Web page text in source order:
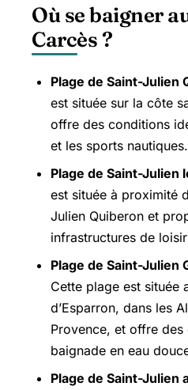
Où se baigner
Carcès ?
Plage de Saint-Julien
est située sur la côte
offre des conditions
et les sports nautiques.
Plage de Saint-Julien
est située à proximité
Julien Quiberon et
infrastructures de
Plage de Saint-Julien
Cette plage est située
d’Esparron, dans les
Provence, et offre
baignade en eau
Plage de Saint-Julien